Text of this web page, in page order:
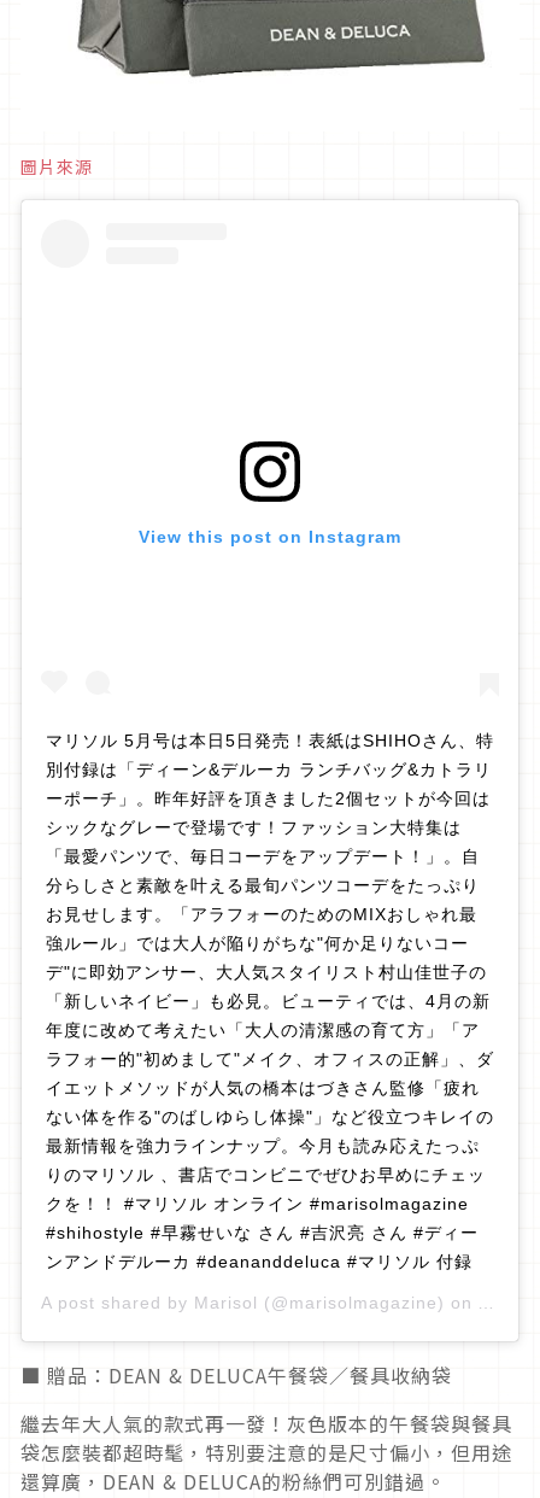
圖片來源
View this post on Instagram
マリソル 5月号は本日5日発売！表紙はSHIHOさん、特
別付録は「ディーン&デルーカ ランチバッグ&カトラリ
ーポーチ」。昨年好評を頂きました2個セットが今回は
シックなグレーで登場です！ファッション大特集は
「最愛パンツで、毎日コーデをアップデート！」。自
分らしさと素敵を叶える最旬パンツコーデをたっぷり
お見せします。「アラフォーのためのMIXおしゃれ最
強ルール」では大人が陥りがちな"何か足りないコー
デ"に即効アンサー、大人気スタイリスト村山佳世子の
「新しいネイビー」も必見。ビューティでは、4月の新
年度に改めて考えたい「大人の清潔感の育て方」「ア
ラフォー的"初めまして"メイク、オフィスの正解」、ダ
イエットメソッドが人気の橋本はづきさん監修「疲れ
ない体を作る"のばしゆらし体操"」など役立つキレイの
最新情報を強力ラインナップ。今月も読み応えたっぷ
りのマリソル 、書店でコンビニでぜひお早めにチェッ
クを！！ #マリソル オンライン #marisolmagazine
#shihostyle #早霧せいな さん #吉沢亮 さん #ディー
ンアンドデルーカ #deananddeluca #マリソル 付録
A post shared by Marisol (@marisolmagazine) on Apr 5,
■ 贈品：DEAN & DELUCA午餐袋／餐具收納袋
繼去年大人氣的款式再一發！灰色版本的午餐袋與餐具
袋怎麼裝都超時髦，特別要注意的是尺寸偏小，但用途
還算廣，DEAN & DELUCA的粉絲們可別錯過。